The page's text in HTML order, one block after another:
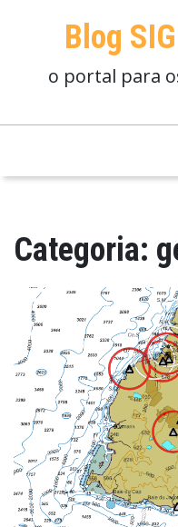
Blog
o portal para
Categoria: